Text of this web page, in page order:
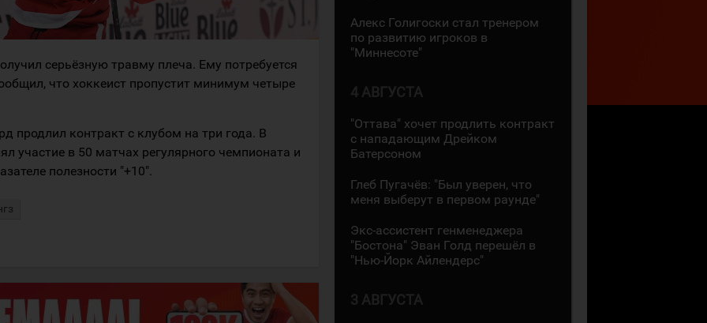
серьёзную травму плеча. Ему потребуется
что хоккеист пропустит минимум четыре
продлил контракт с клубом на три года. В
участие в 50 матчах регулярного чемпионата и
полезности "+10".
Алекс Голигоски стал тренером
по развитию игроков в
"Миннесоте"
4 АВГУСТА
"Оттава" хочет продлить контракт
с нападающим Дрейком
Батерсоном
Глеб Пугачёв: "Был уверен, что
меня выберут в первом раунде"
Экс-ассистент генменеджера
"Бостона" Эван Голд перешёл в
"Нью-Йорк Айлендерс"
3 АВГУСТА